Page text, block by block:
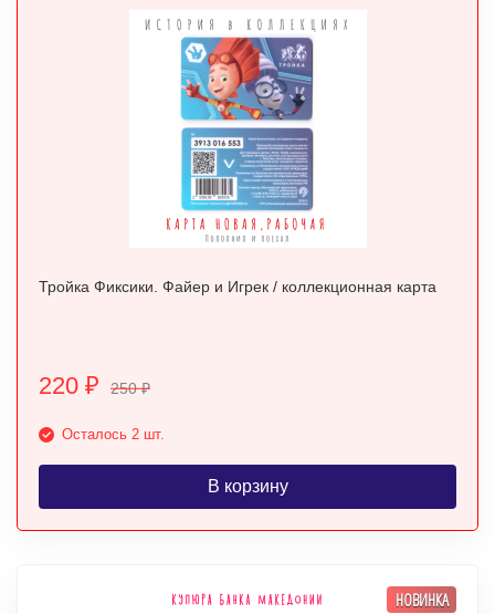
Тройка Фиксики. Файер и Игрек / коллекционная карта
220 ₽ 250₽
Осталось 2 шт.
В корзину
НОВИНКА